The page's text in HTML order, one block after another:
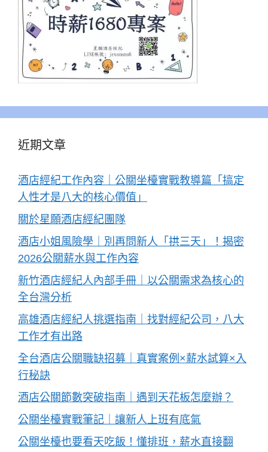
近期文章
酒店經紀工作內容｜公關坐檯實戰教導篇「搞定
人性才是八大的核心價值」
關於星願酒店經紀團隊
酒店小姐風險學｜別再問新人「拱三天」！揭密
2026公關薪水與工作內容
新竹酒店經紀人內部手冊｜以公關需求為核心的
全台灣分析
高雄酒店經紀人挑選指南｜找對經紀公司，八大
工作才有出路
全台酒店公關職缺招募｜真實案例×薪水試算×入
行秘訣
酒店公關節數突破指南｜遇到天花板怎麼辦？
公關坐檯實戰筆記｜讓新人上班有底氣
公關坐檯也要看天吃飯！懂排班，薪水直接翻